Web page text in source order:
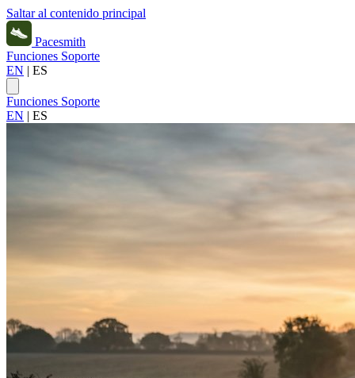
Saltar al contenido principal
Pacesmith
Funciones Soporte
EN | ES
Funciones Soporte
EN | ES